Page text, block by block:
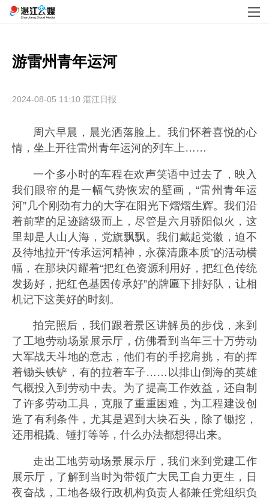
游雷州青年运河
2024-08-05 11:10 湛江日报
周六早晨，晨光洒落脸上。我们怀着喜悦的心
情，坐上开往雷州青年运河的列车上……
一个多小时的车程在欢声笑语中过去了，映入
我们眼帘的是一幅气势恢宏的壁画，“雷州青年运
河”几个刚劲有力的大字在阳光下熠熠生辉。我们沿
着前辈的足迹踏级而上，尽管是六月骄阳似火，这
里却是人山人海，党旗飘飘。我们戴起党徽，迫不
及待地拉开“传承运河精神，永葆清廉本质”的活动横
幅，在那块闪耀着“把红色资源利用好，把红色传统
发扬好，把红色基因传承好”的牌匾下排好队，让相
机记下这美好的时刻。
拍完照后，我们跟着景区讲解员的步伐，来到
了工地劳动场景展示厅，仿佛看到当年三十万劳动
大军战天斗地的意志，他们有的手挖肩挑，有的挥
着锄头铁铲，有的拉着车子……以排山倒海的英雄
气概投入到劳动中去。为了提高工作效益，还自制
了许多劳动工具，克服了重重困难，为工程建设创
造了有利条件，尤其是遇到大块石头，除了锄挖，
还用棍撬、锤打等等，什么办法都想得出来。
走出工地劳动场景展示厅，我们来到党建工作
展示厅，了解到当时为带领广大民工自力更生，日
夜奋战，工地各级行政机构负责人都兼任党组织负